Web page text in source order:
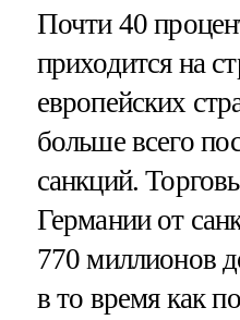
Почти 40
приходится на
европейских
больше всего
санкций.
Германии от
770 миллионов
в то время как